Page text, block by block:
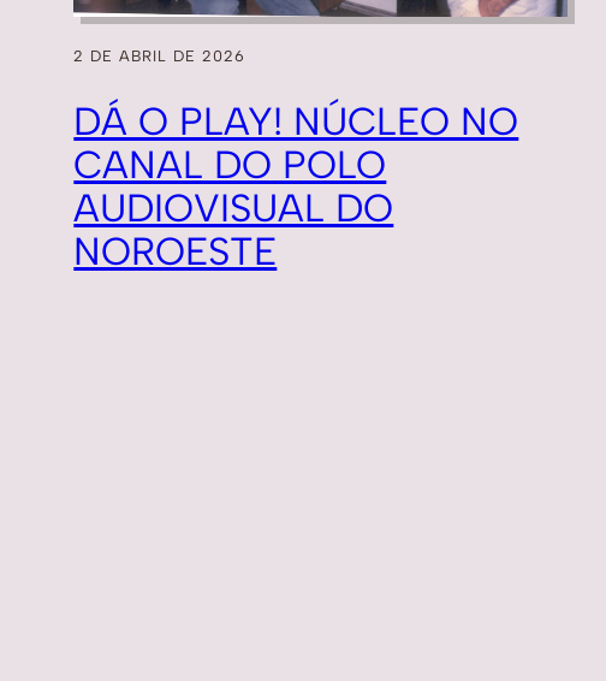
2 DE ABRIL DE 2026
DÁ O PLAY! NÚCLEO NO
CANAL DO POLO
AUDIOVISUAL DO
NOROESTE